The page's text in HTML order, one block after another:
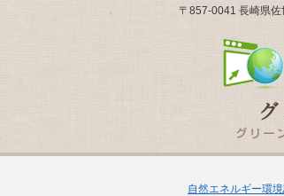
〒857-0041 長崎県佐
自然エネルギー環